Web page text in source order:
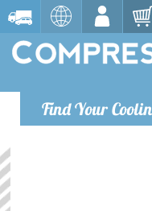
Find Your